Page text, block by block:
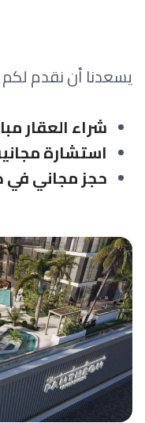
يسعدنا أن نقدم لكم
شراء العقار
استشارة
حجز مجاني في